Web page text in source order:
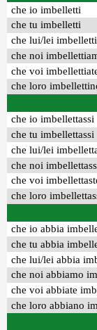
che io imbelletti
che tu imbelletti
che lui/lei imbelletti
che noi
che voi
che loro
che io imbellettassi
che tu imbellettassi
che lui/lei
che noi
che voi
che loro
che io abbia
che tu abbia
che lui/lei abbia
che noi abbiamo
che voi abbiate
che loro abbiano